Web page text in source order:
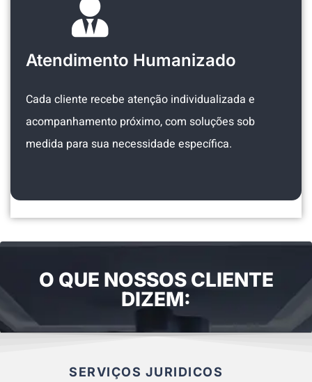
Atendimento Humanizado
Cada cliente recebe atenção individualizada e
acompanhamento próximo, com soluções sob
medida para sua necessidade específica.
O QUE NOSSOS CLIENTE
DIZEM:
SERVIÇOS JURIDICOS